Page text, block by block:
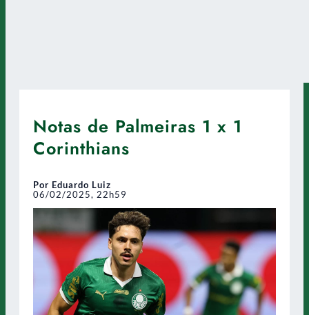
Notas de Palmeiras 1 x 1
Corinthians
Por Eduardo Luiz
06/02/2025, 22h59